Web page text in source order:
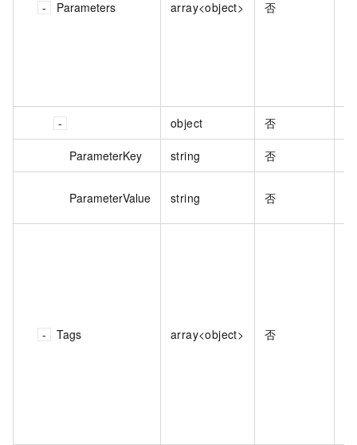
Parameters array<object> 否
object 否
ParameterKey string 否
ParameterValue string 否
Tags array<object> 否